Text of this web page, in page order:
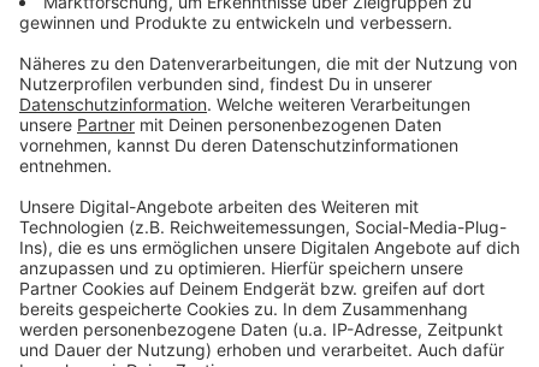
über eineigenes Formular auf der städtischen Website
Anzeige
Anzeige